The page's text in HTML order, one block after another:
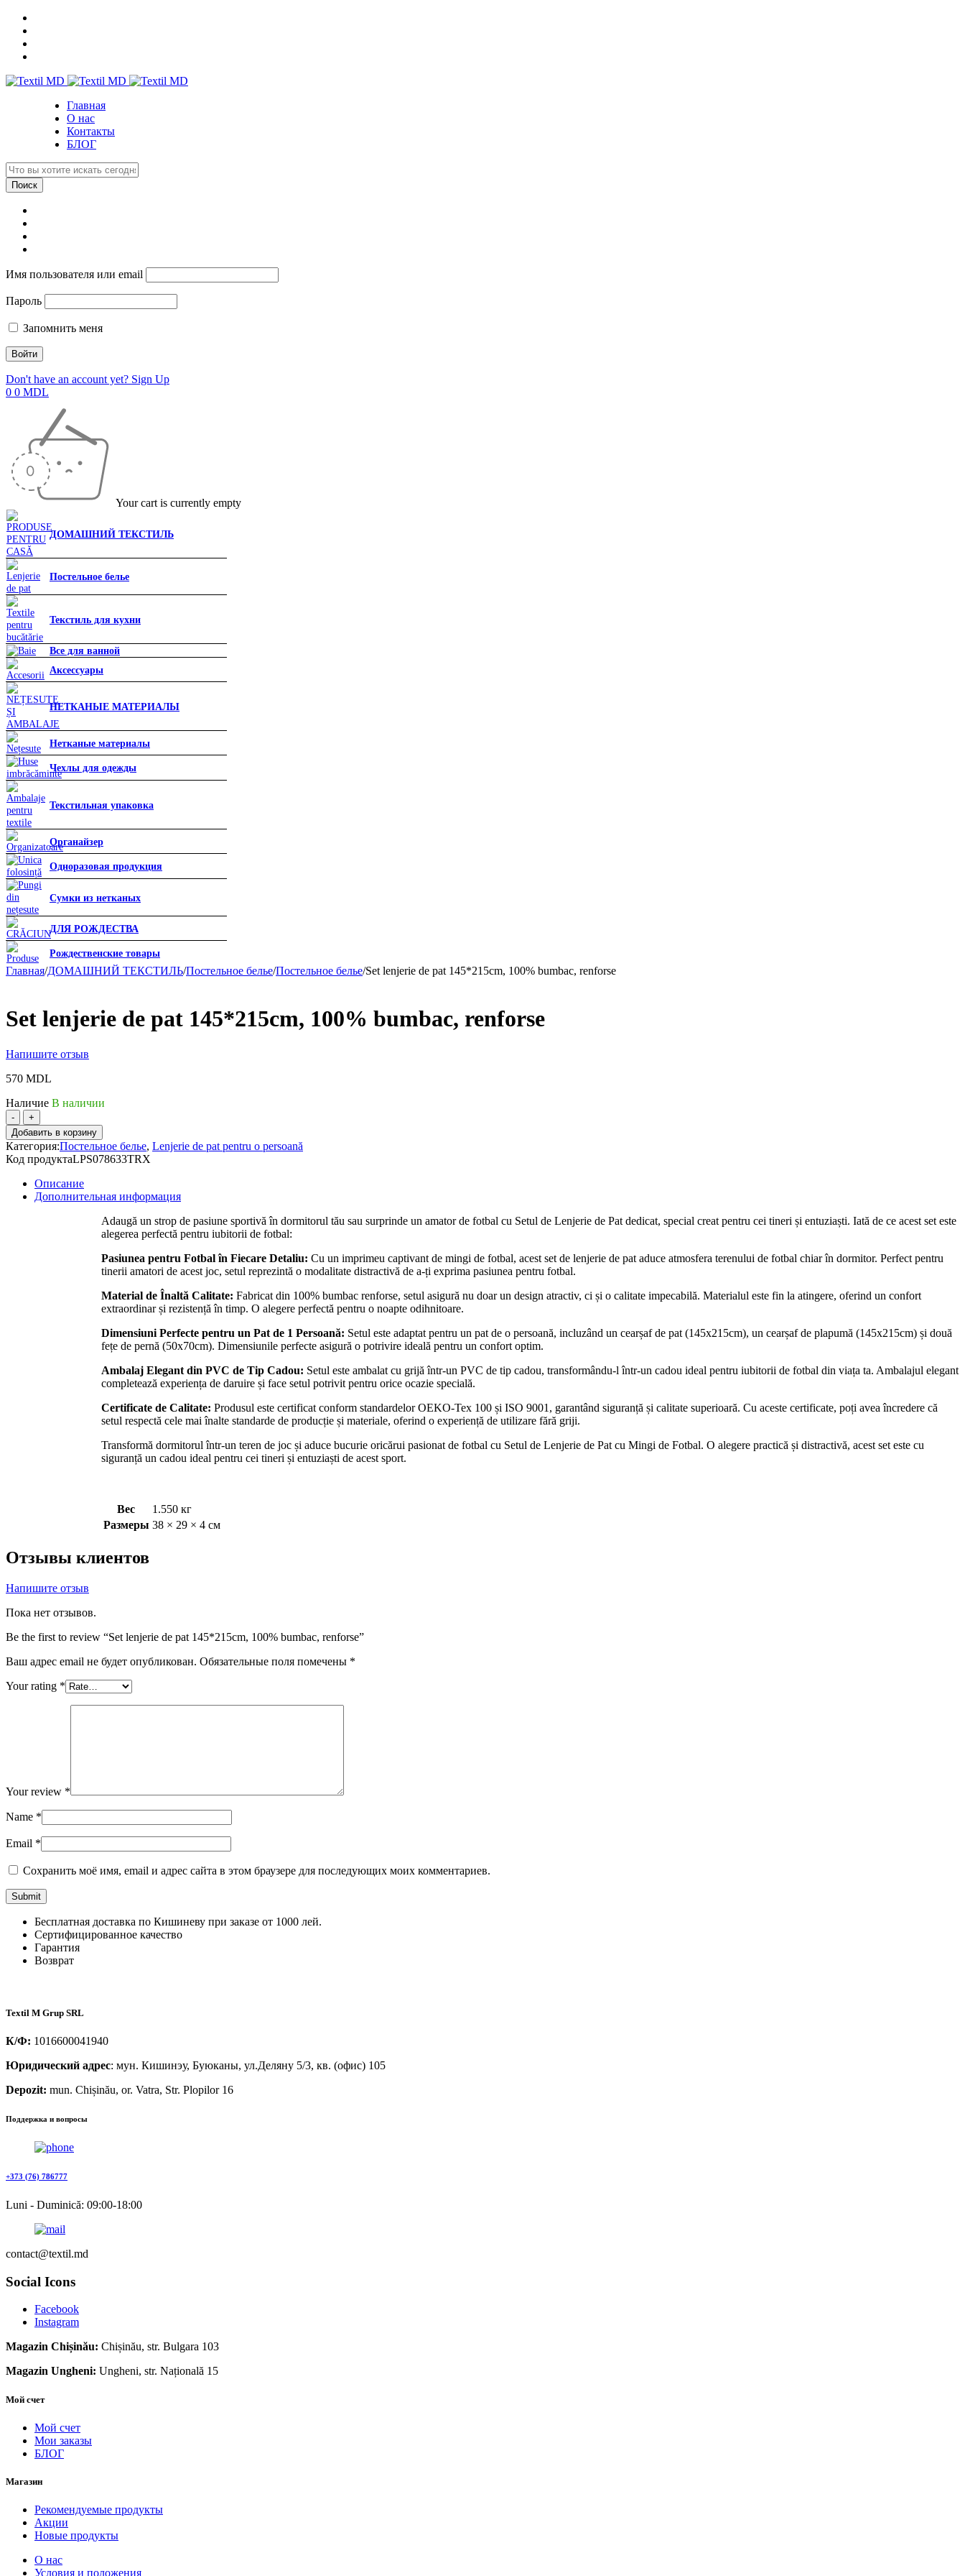
Главная
О нас
Контакты
БЛОГ
Имя пользователя или email
Пароль
Запомнить меня
Don't have an account yet? Sign Up
0 0 MDL
Your cart is currently empty
ДОМАШНИЙ ТЕКСТИЛЬ
Постельное белье
Текстиль для кухни
Все для ванной
Аксессуары
НЕТКАНЫЕ МАТЕРИАЛЫ
Нетканые материалы
Чехлы для одежды
Текстильная упаковка
Органайзер
Одноразовая продукция
Сумки из нетканых
ДЛЯ РОЖДЕСТВА
Рождественские товары
Главная/ДОМАШНИЙ ТЕКСТИЛЬ/Постельное белье/Постельное белье/Set lenjerie de pat 145*215cm, 100% bumbac, renforse
Set lenjerie de pat 145*215cm, 100% bumbac, renforse
Напишите отзыв
570 MDL
Наличие В наличии
Количество
товара
Set
lenjerie
de
pat
145*215cm,
100%
Добавить в корзину
Категория:Постельное белье, Lenjerie de pat pentru o persoană
Код продуктаLPS078633TRX
Описание
Дополнительная информация
Adaugă un strop de pasiune sportivă în dormitorul tău sau surprinde un amator de fotbal cu Setul de Lenjerie de Pat dedicat, special creat pentru cei tineri și entuziaști. Iată de ce acest set este
alegerea perfectă pentru iubitorii de fotbal:
Pasiunea pentru Fotbal în Fiecare Detaliu: Cu un imprimeu captivant de mingi de fotbal, acest set de lenjerie de pat aduce atmosfera terenului de fotbal chiar în dormitor. Perfect pentru
tinerii amatori de acest joc, setul reprezintă o modalitate distractivă de a-ți exprima pasiunea pentru fotbal.
Material de Înaltă Calitate: Fabricat din 100% bumbac renforse, setul asigură nu doar un design atractiv, ci și o calitate impecabilă. Materialul este fin la atingere, oferind un confort
extraordinar și rezistență în timp. O alegere perfectă pentru o noapte odihnitoare.
Dimensiuni Perfecte pentru un Pat de 1 Persoană: Setul este adaptat pentru un pat de o persoană, incluzând un cearșaf de pat (145x215cm), un cearșaf de plapumă (145x215cm) și două
fețe de pernă (50x70cm). Dimensiunile perfecte asigură o potrivire ideală pentru un confort optim.
Ambalaj Elegant din PVC de Tip Cadou: Setul este ambalat cu grijă într-un PVC de tip cadou, transformându-l într-un cadou ideal pentru iubitorii de fotbal din viața ta. Ambalajul elegant
completează experiența de daruire și face setul potrivit pentru orice ocazie specială.
Certificate de Calitate: Produsul este certificat conform standardelor OEKO-Tex 100 și ISO 9001, garantând siguranță și calitate superioară. Cu aceste certificate, poți avea încredere că
setul respectă cele mai înalte standarde de producție și materiale, oferind o experiență de utilizare fără griji.
Transformă dormitorul într-un teren de joc și aduce bucurie oricărui pasionat de fotbal cu Setul de Lenjerie de Pat cu Mingi de Fotbal. O alegere practică și distractivă, acest set este cu
siguranță un cadou ideal pentru cei tineri și entuziaști de acest sport.
Вес
1.550 кг
Размеры 38 × 29 × 4 см
Отзывы клиентов
Напишите отзыв
Пока нет отзывов.
Be the first to review “Set lenjerie de pat 145*215cm, 100% bumbac, renforse”
Ваш адрес email не будет опубликован. Обязательные поля помечены *
Your rating *
Your review *
Name *
Email *
Сохранить моё имя, email и адрес сайта в этом браузере для последующих моих комментариев.
Бесплатная доставка по Кишиневу при заказе от 1000 лей.
Сертифицированное качество
Гарантия
Возврат
Textil M Grup SRL
К/Ф: 1016600041940
Юридический адрес: мун. Кишинэу, Буюканы, ул.Деляну 5/3, кв. (офис) 105
Depozit: mun. Chișinău, or. Vatra, Str. Plopilor 16
Поддержка и вопросы
+373 (76) 786777
Luni - Duminică: 09:00-18:00
contact@textil.md
Social Icons
Facebook
Instagram
Magazin Chișinău: Chișinău, str. Bulgara 103
Magazin Ungheni: Ungheni, str. Națională 15
Мой счет
Мой счет
Мои заказы
БЛОГ
Магазин
Рекомендуемые продукты
Акции
Новые продукты
О нас
Условия и положения